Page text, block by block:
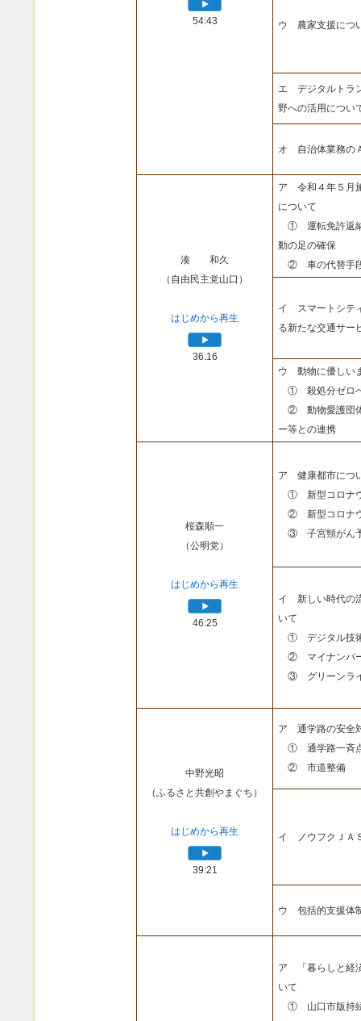
54:43 ウ 農家支援につ
エ デジタルトラ
野への活用につい
オ 自治体業務の
湊 和久
（自由民主党山口）
はじめから再生
36:16
ア 令和４年５月
について
① 運転免許返納
動の足の確保
② 車の代替手段
イ スマートシテ
る新たな交通サー
ウ 動物に優しい
① 殺処分ゼロへ
② 動物愛護団体
ー等との連携
桜森順一
（公明党）
はじめから再生
46:25
ア 健康都市につ
① 新型コロナウ
② 新型コロナウ
③ 子宮頸がん予
イ 新しい時代の
いて
① デジタル技
② マイナンバ
③ グリーンライ
中野光昭
（ふるさと共創やまぐち）
はじめから再生
39:21
ア 通学路の安全
① 通学路一斉
② 市道整備
イ ノウフクＪＡ
ウ 包括的支援体
ア 「暮らしと経
いて
① 山口市版持続